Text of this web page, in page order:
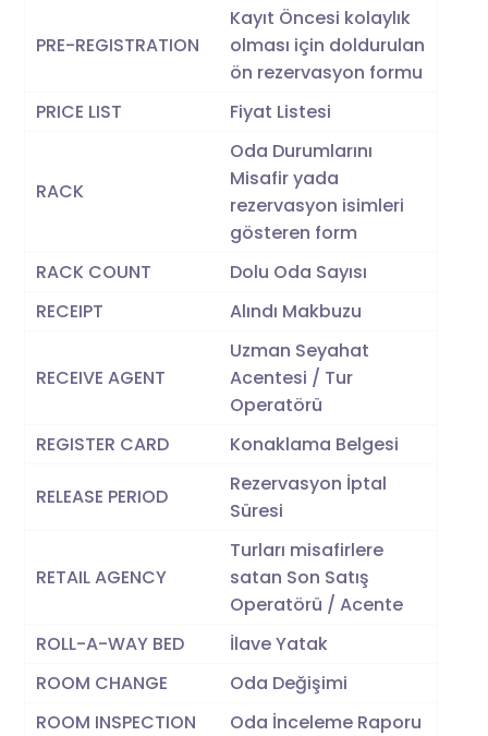
PRE-REGISTRATION
Kayıt Öncesi kolaylık
olması için doldurulan
ön rezervasyon formu
PRICE LIST
Fiyat Listesi
RACK
Oda Durumlarını
Misafir yada
rezervasyon isimleri
gösteren form
RACK COUNT
Dolu Oda Sayısı
RECEIPT
Alındı Makbuzu
RECEIVE AGENT
Uzman Seyahat
Acentesi / Tur
Operatörü
REGISTER CARD
Konaklama Belgesi
RELEASE PERIOD
Rezervasyon İptal
Süresi
RETAIL AGENCY
Turları misafirlere
satan Son Satış
Operatörü / Acente
ROLL-A-WAY BED
İlave Yatak
ROOM CHANGE
Oda Değişimi
ROOM INSPECTION
Oda İnceleme Raporu